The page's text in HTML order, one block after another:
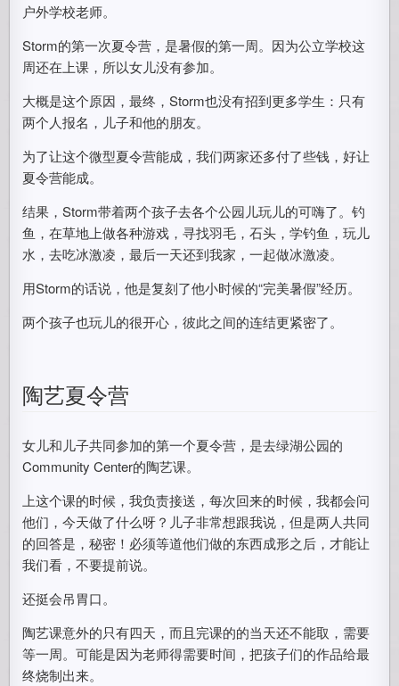
户外学校老师。
Storm的第一次夏令营，是暑假的第一周。因为公立学校这
周还在上课，所以女儿没有参加。
大概是这个原因，最终，Storm也没有招到更多学生：只有
两个人报名，儿子和他的朋友。
为了让这个微型夏令营能成，我们两家还多付了些钱，好让
夏令营能成。
结果，Storm带着两个孩子去各个公园儿玩儿的可嗨了。钓
鱼，在草地上做各种游戏，寻找羽毛，石头，学钓鱼，玩儿
水，去吃冰激凌，最后一天还到我家，一起做冰激凌。
用Storm的话说，他是复刻了他小时候的“完美暑假”经历。
两个孩子也玩儿的很开心，彼此之间的连结更紧密了。
陶艺夏令营
女儿和儿子共同参加的第一个夏令营，是去绿湖公园的
Community Center的陶艺课。
上这个课的时候，我负责接送，每次回来的时候，我都会问
他们，今天做了什么呀？儿子非常想跟我说，但是两人共同
的回答是，秘密！必须等道他们做的东西成形之后，才能让
我们看，不要提前说。
还挺会吊胃口。
陶艺课意外的只有四天，而且完课的的当天还不能取，需要
等一周。可能是因为老师得需要时间，把孩子们的作品给最
终烧制出来。